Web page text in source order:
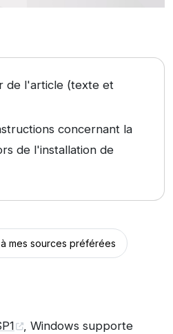
de l'article (texte et
concernant la
de l'installation de
mes sources préférées
, Windows supporte